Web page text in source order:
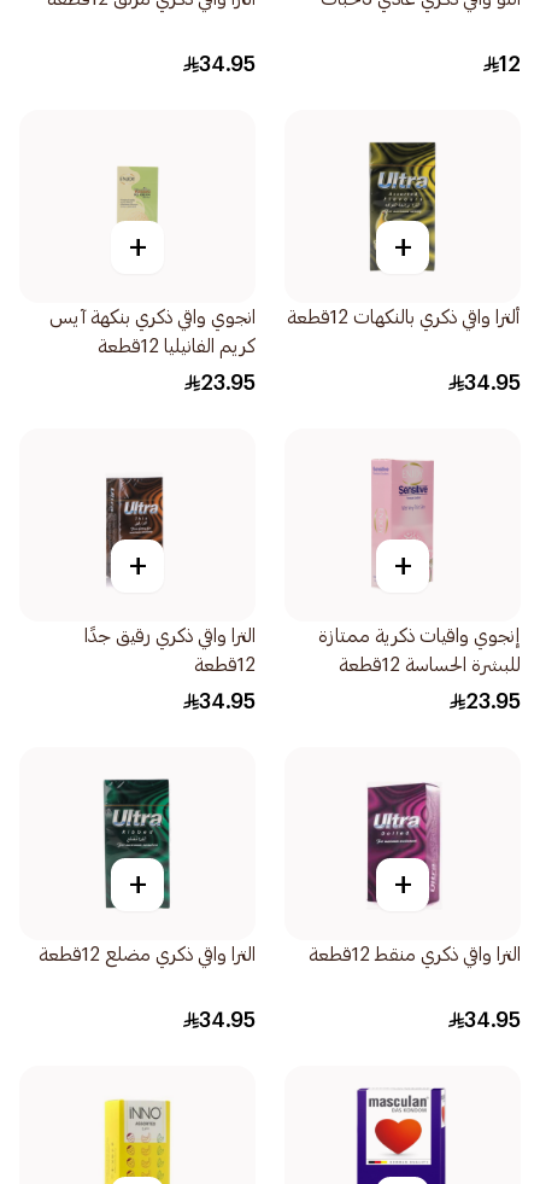
12
34.95
+
ألترا واقي ذكري بالنكهات 12قطعة
34.95
+
انجوي واقي ذكري بنكهة آيس
كريم الفانيليا 12قطعة
23.95
+
إنجوي واقيات ذكرية ممتازة
للبشرة الحساسة 12قطعة
23.95
+
الترا واقي ذكري رقيق جدًا
12قطعة
34.95
+
الترا واقي ذكري منقط 12قطعة
34.95
+
الترا واقي ذكري مضلع 12قطعة
34.95